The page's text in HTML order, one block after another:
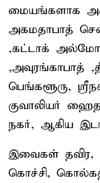
மையங்களாக
அகமதாபாத்
,கட்டாக்
,அவுரங்காபாத்
பெங்களூரு,
குவாலியர்
நகர், ஆகிய
இவைகள் தவிர,
கொச்சி,